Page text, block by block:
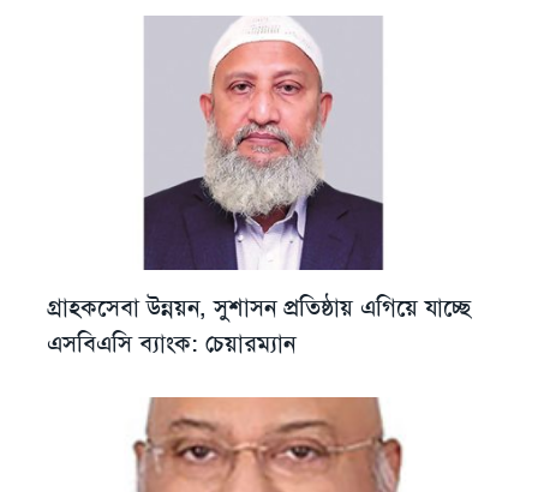
গ্রাহকসেবা উন্নয়ন, সুশাসন প্রতিষ্ঠায় এগিয়ে যাচ্ছে
এসবিএসি ব্যাংক: চেয়ারম্যান